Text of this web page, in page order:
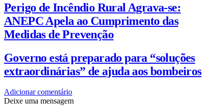
Perigo de Incêndio Rural Agrava-se:
ANEPC Apela ao Cumprimento das
Medidas de Prevenção
Governo está preparado para “soluções
extraordinárias” de ajuda aos bombeiros
Adicionar comentário
Deixe uma mensagem